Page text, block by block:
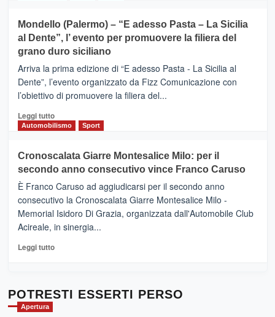
e
messaggi
di
CASTIGLIONE
DI
SICILIA
(Ct)
–
Il
Borgo
Gusto,
il
tra
sapori
vicoli
medievali
Mondello (Palermo) – “E adesso Pasta – La Sicilia
al Dente”, l’ evento per promuovere la filiera del
grano duro siciliano
Arriva la prima edizione di “E adesso Pasta - La Sicilia al
Dente”, l’evento organizzato da Fizz Comunicazione con
l’obiettivo di promuovere la filiera del...
Leggi tuttoLeggi
di
Mondello
(Palermo)
–
“E
adesso
Pasta
–
Sicilia
l’
evento
Automobilismo Sport
Cronoscalata Giarre Montesalice Milo: per il
secondo anno consecutivo vince Franco Caruso
È Franco Caruso ad aggiudicarsi per il secondo anno
consecutivo la Cronoscalata Giarre Montesalice Milo -
Memorial Isidoro Di Grazia, organizzata dall'Automobile Club
Acireale, in sinergia...
Leggi tuttoLeggi
Cronoscalata
POTRESTI ESSERTI PERSO
Apertura